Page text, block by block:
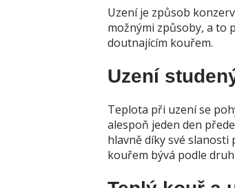
Uzení je způsob
možnými způsoby, a to
doutnajícím kouřem.
Uzení
Teplota při uzení se
alespoň jeden den
hlavně díky své
kouřem bývá podle